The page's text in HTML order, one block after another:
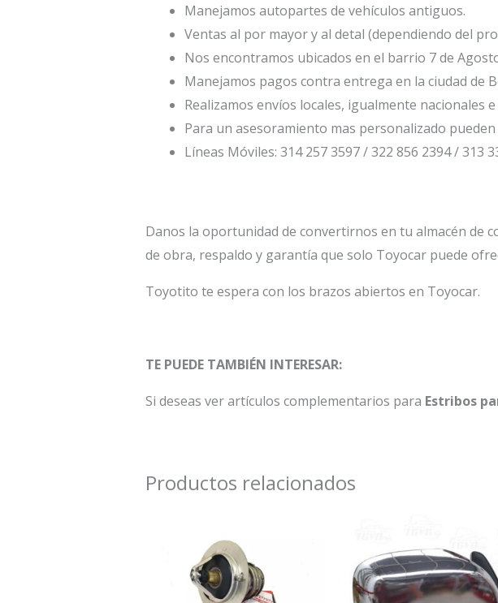
Manejamos autopartes de vehículos antiguos.
Ventas al por mayor y al detal (dependiendo del
Nos encontramos ubicados en el barrio 7 de
Manejamos pagos contra entrega en la ciudad de
Realizamos envíos locales, igualmente nacionales
Para un asesoramiento mas personalizado
Líneas Móviles: 314 257 3597 / 322 856 2394 / 313
Danos la oportunidad de convertirnos en tu almacén de
de obra, respaldo y garantía que solo Toyocar puede
Toyotito te espera con los brazos abiertos en Toyocar.
TE PUEDE TAMBIÉN INTERESAR:
Si deseas ver artículos complementarios para Estribos
Productos relacionados